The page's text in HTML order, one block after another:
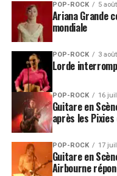
POP-ROCK 5
Ariana Grande
mondiale
POP-ROCK 3
Lorde
POP-ROCK 16
Guitare en
après les
POP-ROCK 17
Guitare en
Airbourne